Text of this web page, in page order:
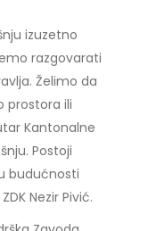
izuzetno
razgovarati
Želimo da
prostora ili
Kantonalne
Postoji
budućnosti
Nezir Pivić.